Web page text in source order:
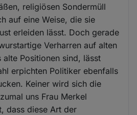
religiösen Sondermüll
auf eine Weise, die sie
erleiden lässt. Doch gerade
Verharren auf alten
alte Positionen sind, lässt
erpichten Politiker ebenfalls
Keiner wird sich die
uns Frau Merkel
dass diese Art der